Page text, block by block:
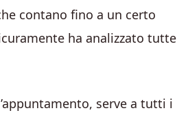
contano fino a un certo
ha analizzato tutte
serve a tutti i